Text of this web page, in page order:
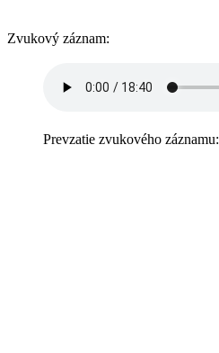
Zvukový záznam:
Prevzatie zvukového záznamu: